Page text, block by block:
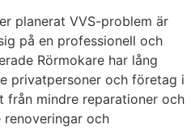
planerat VVS-problem är
på en professionell och
Rörmokare har lång
privatpersoner och företag i
från mindre reparationer och
och